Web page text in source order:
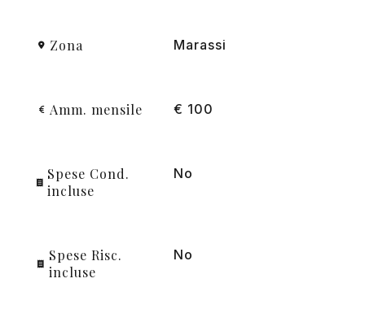
Zona Marassi
Amm. mensile € 100
Spese Cond.
incluse
No
Spese Risc.
incluse
No